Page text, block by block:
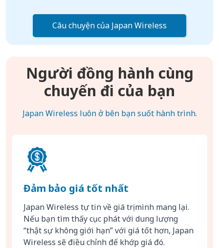
Câu chuyện của Japan Wireless
Người đồng hành cùng
chuyến đi của bạn
Japan Wireless luôn ở bên bạn suốt hành trình.
Đảm bảo giá tốt nhất
Japan Wireless tự tin về giá trị mình mang lại.
Nếu bạn tìm thấy cục phát với dung lượng
“thật sự không giới hạn” với giá tốt hơn, Japan
Wireless sẽ điều chỉnh để khớp giá đó.